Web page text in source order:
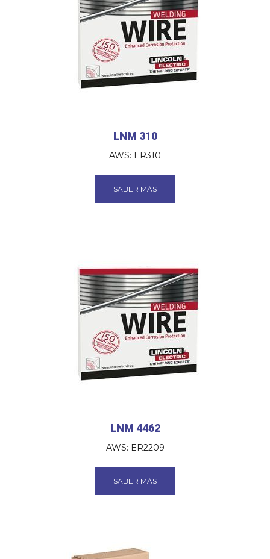
LNM 310
AWS: ER310
SABER MÁS
LNM 4462
AWS: ER2209
SABER MÁS